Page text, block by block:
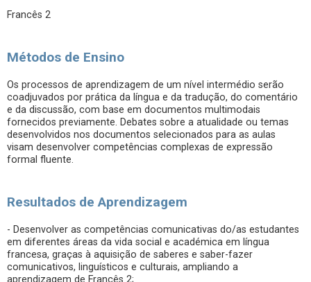
Francês 2
Métodos de Ensino
Os processos de aprendizagem de um nível intermédio serão
coadjuvados por prática da língua e da tradução, do comentário
e da discussão, com base em documentos multimodais
fornecidos previamente. Debates sobre a atualidade ou temas
desenvolvidos nos documentos selecionados para as aulas
visam desenvolver competências complexas de expressão
formal fluente.
Resultados de Aprendizagem
- Desenvolver as competências comunicativas do/as estudantes
em diferentes áreas da vida social e académica em língua
francesa, graças à aquisição de saberes e saber-fazer
comunicativos, linguísticos e culturais, ampliando a
aprendizagem de Francês 2;